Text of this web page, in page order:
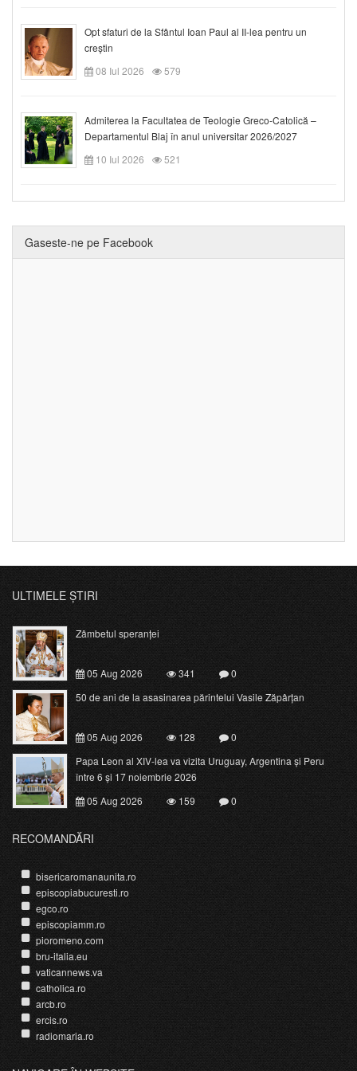
Opt sfaturi de la Sfântul Ioan Paul al II-lea pentru un
creștin
08 Iul 2026
579
Admiterea la Facultatea de Teologie Greco-Catolică –
Departamentul Blaj în anul universitar 2026/2027
10 Iul 2026
521
Gaseste-ne pe Facebook
ULTIMELE ȘTIRI
Zâmbetul speranței
05 Aug 2026 341
0
50 de ani de la asasinarea părintelui Vasile Zăpârțan
05 Aug 2026 128
0
Papa Leon al XIV-lea va vizita Uruguay, Argentina și Peru
între 6 și 17 noiembrie 2026
05 Aug 2026
159 0
RECOMANDĂRI
bisericaromanaunita.ro
episcopiabucuresti.ro
egco.ro
episcopiamm.ro
pioromeno.com
bru-italia.eu
vaticannews.va
catholica.ro
arcb.ro
ercis.ro
radiomaria.ro